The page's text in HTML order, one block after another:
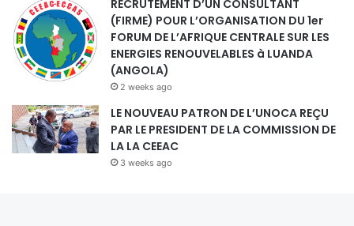
RECRUTEMENT D’UN CONSULTANT
(FIRME) POUR L’ORGANISATION DU 1er
FORUM DE L’AFRIQUE CENTRALE SUR LES
ENERGIES RENOUVELABLES à LUANDA
(ANGOLA)
2 weeks ago
LE NOUVEAU PATRON DE L’UNOCA REÇU
PAR LE PRESIDENT DE LA COMMISSION DE
LA LA CEEAC
3 weeks ago